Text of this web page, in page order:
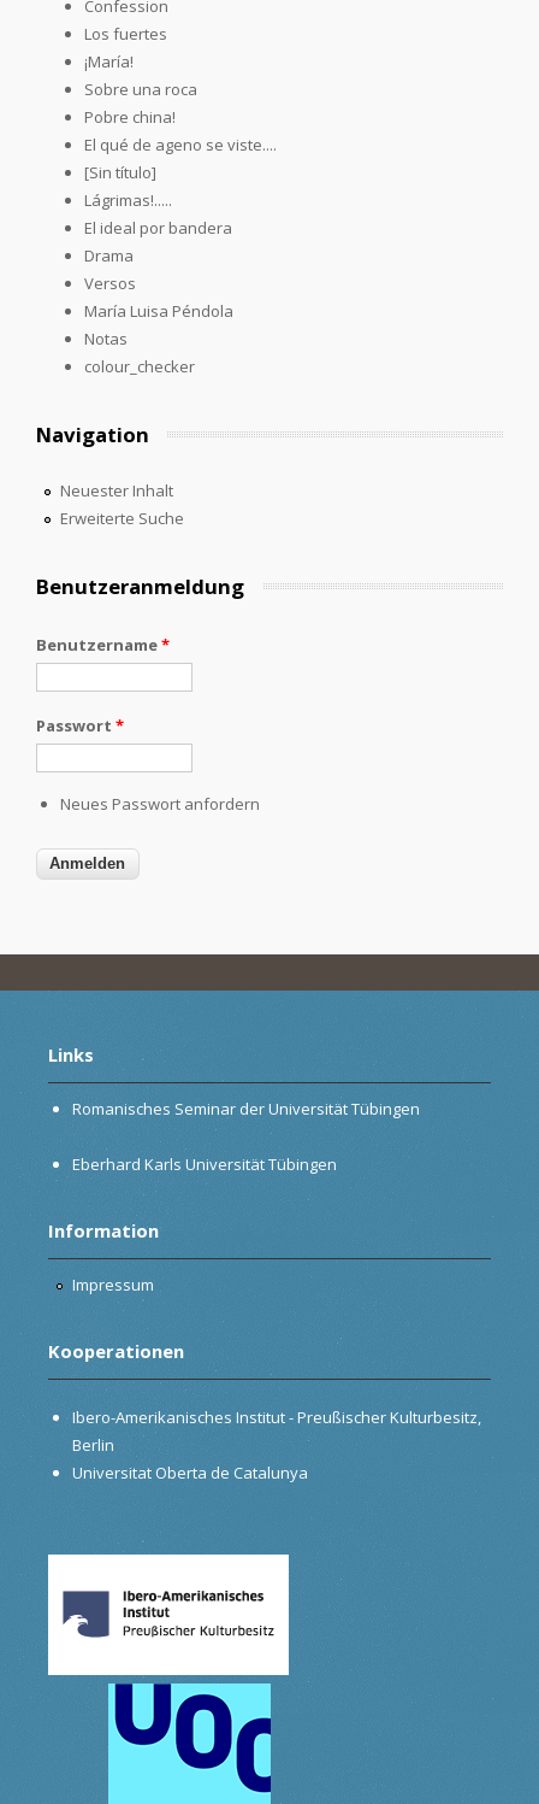
Confession
Los fuertes
¡María!
Sobre una roca
Pobre china!
El qué de ageno se viste....
[Sin título]
Lágrimas!.....
El ideal por bandera
Drama
Versos
María Luisa Péndola
Notas
colour_checker
Navigation
Neuester Inhalt
Erweiterte Suche
Benutzeranmeldung
Benutzername*
Passwort *
Neues Passwort anfordern
Links
Romanisches Seminar der Universität Tübingen
Eberhard Karls Universität Tübingen
Information
Impressum
Kooperationen
Ibero-Amerikanisches Institut - Preußischer Kulturbesitz,
Berlin
Universitat Oberta de Catalunya